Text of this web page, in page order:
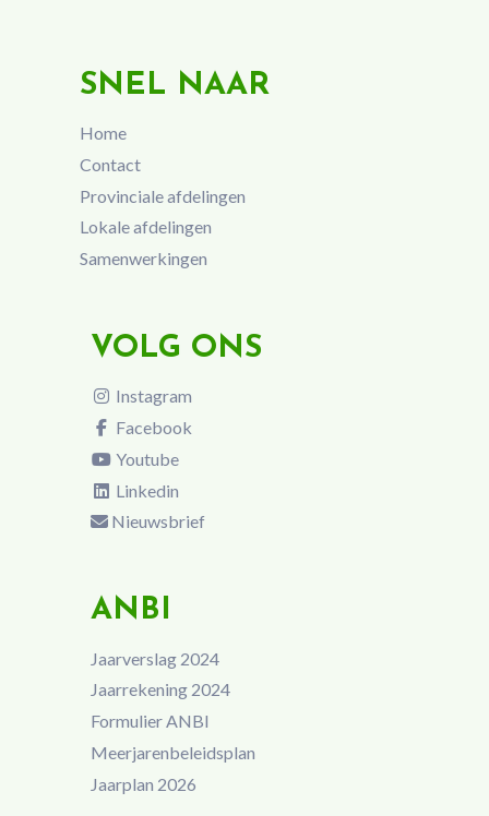
SNEL NAAR
Home
Contact
Provinciale afdelingen
Lokale afdelingen
Samenwerkingen
VOLG ONS
Instagram
Facebook
Youtube
Linkedin
Nieuwsbrief
ANBI
Jaarverslag 2024
Jaarrekening 2024
Formulier ANBI
Meerjarenbeleidsplan
Jaarplan 2026